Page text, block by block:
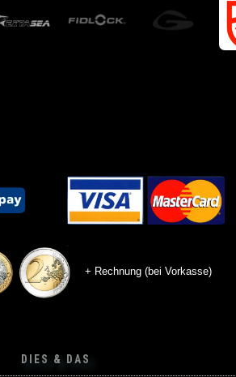
+ Rechnung (bei Vorkasse)
DIES & DAS